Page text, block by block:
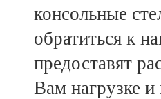
консольные
обратиться к
предоставят
Вам нагрузке и